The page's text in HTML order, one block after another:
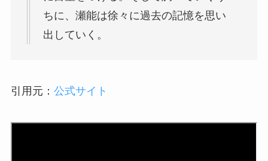
ちに、瀬能は徐々に過去の記憶を思い
出していく。
引用元： 公式サイト